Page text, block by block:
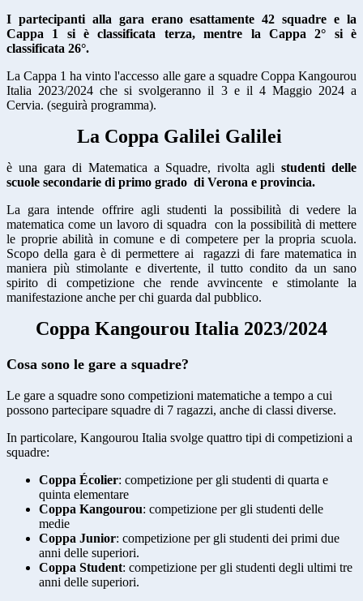
I partecipanti alla gara erano esattamente 42 squadre e la
Cappa 1 si è classificata terza, mentre la Cappa 2° si è
classificata 26°.
La Cappa 1 ha vinto l'accesso alle gare a squadre Coppa Kangourou
Italia 2023/2024 che si svolgeranno il 3 e il 4 Maggio 2024 a
Cervia. (seguirà programma).
La Coppa Galilei Galilei
è una gara di Matematica a Squadre, rivolta agli studenti delle
scuole secondarie di primo grado di Verona e provincia.
La gara intende offrire agli studenti la possibilità di vedere la
matematica come un lavoro di squadra con la possibilità di mettere
le proprie abilità in comune e di competere per la propria scuola.
Scopo della gara è di permettere ai ragazzi di fare matematica in
maniera più stimolante e divertente, il tutto condito da un sano
spirito di competizione che rende avvincente e stimolante la
manifestazione anche per chi guarda dal pubblico.
Coppa Kangourou Italia 2023/2024
Cosa sono le gare a squadre?
Le gare a squadre sono competizioni matematiche a tempo a cui
possono partecipare squadre di 7 ragazzi, anche di classi diverse.
In particolare, Kangourou Italia svolge quattro tipi di competizioni a
squadre:
Coppa Écolier: competizione per gli studenti di quarta e
quinta elementare
Coppa Kangourou: competizione per gli studenti delle
medie
Coppa Junior: competizione per gli studenti dei primi due
anni delle superiori.
Coppa Student: competizione per gli studenti degli ultimi tre
anni delle superiori.